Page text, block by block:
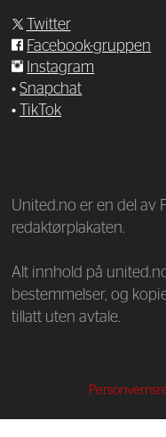
Twitter
Facebook-gruppen
Instagram
•Snapchat
•
TikTok
United.no er en del av
redaktørplakaten.
Alt innhold på
bestemmelser, og
tillatt uten avtale.